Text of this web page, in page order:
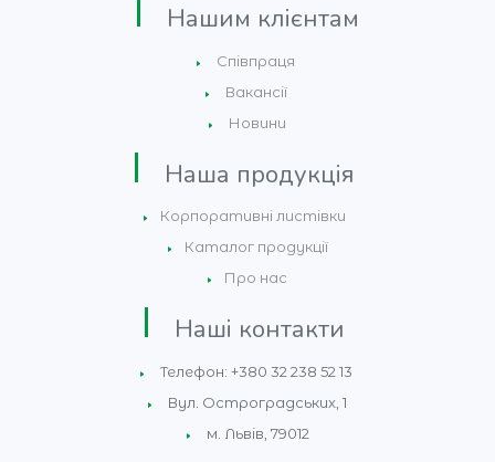
Нашим клієнтам
Співпраця
Вакансії
Новини
Наша продукція
Корпоративні листівки
Каталог продукції
Про нас
Наші контакти
Телефон: +380 32 238 52 13
Вул. Остроградських, 1
м. Львів, 79012